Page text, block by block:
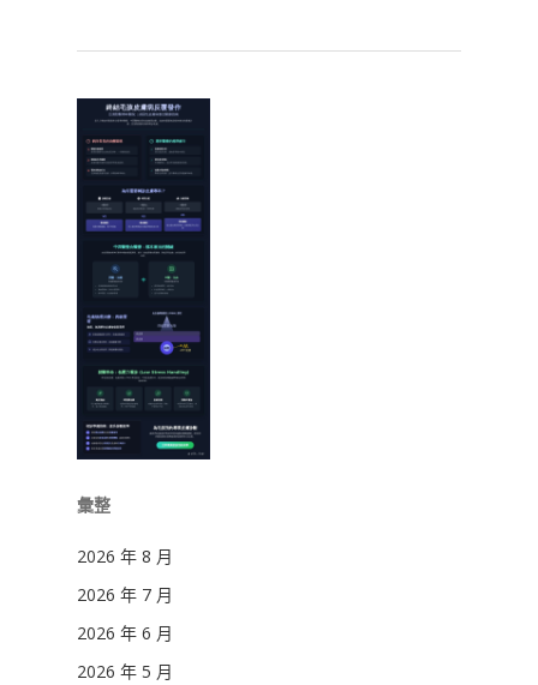
彙整
2026 年 8 月
2026 年 7 月
2026 年 6 月
2026 年 5 月